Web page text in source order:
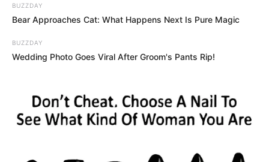
BUZZDAY
Bear Approaches Cat: What Happens Next Is Pure Magic
BUZZDAY
Wedding Photo Goes Viral After Groom's Pants Rip!